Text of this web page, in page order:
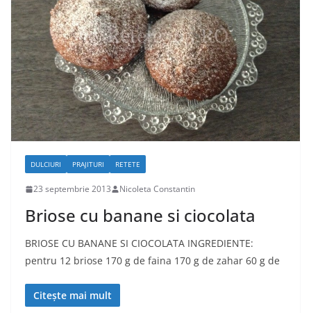
DULCIURI PRAJITURI RETETE
23 septembrie 2013 Nicoleta Constantin
Briose cu banane si ciocolata
BRIOSE CU BANANE SI CIOCOLATA INGREDIENTE:
pentru 12 briose 170 g de faina 170 g de zahar 60 g de
Citește mai mult